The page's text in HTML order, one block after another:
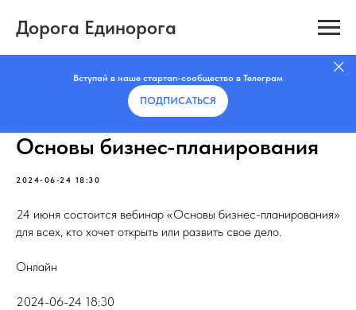
Дорога Единорога
Вступай в наше стартап-сообщество в Телеграм
ПОДПИСАТЬCЯ
Основы бизнес-планирования
2024-06-24 18:30
24 июня состоится вебинар «Основы бизнес-планирования»
для всех, кто хочет открыть или развить свое дело.
Онлайн
2024-06-24 18:30